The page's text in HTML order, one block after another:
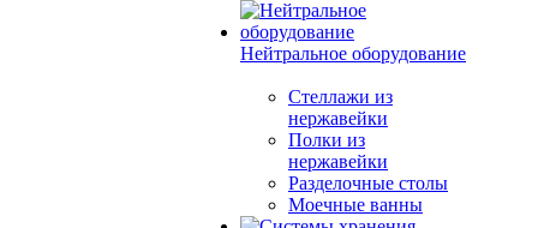
Нейтральное оборудование
Стеллажи из
нержавейки
Полки из
нержавейки
Разделочные столы
Моечные ванны